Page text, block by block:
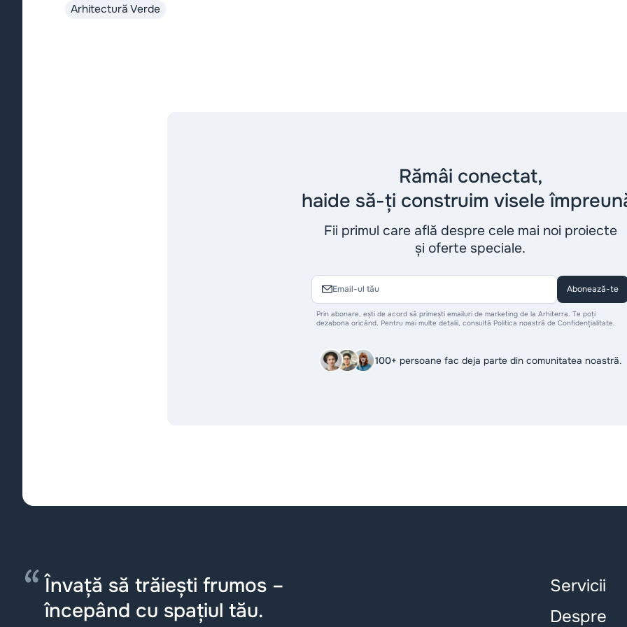
reducerea amprentei ecologice.
Arhitectură Verde
Rămâi conectat,
haide să-ți construim visele
Fii primul care află despre cele mai noi proiecte
și oferte speciale.
Abonează-te
Prin abonare, ești de acord să primești emailuri de marketing de la Arhiterra. Te poți
dezabona oricând. Pentru mai multe detalii, consultă Politica noastră de Confidențialitate.
100+ persoane fac deja parte din comunitatea noastră.
Învață să trăiești frumos –
începând cu spațiul tău.
Servicii
Despre